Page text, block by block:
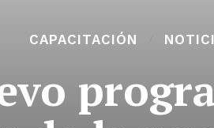
CAPACITACIÓN